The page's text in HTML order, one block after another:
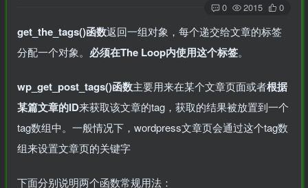
0 2015 0
get_the_tags()函数返回一组对象，每个递交给文章的标签
分配一个对象。 必须在The Loop内使用这个标签。
wp_get_post_tags()函数主要用来在某个文章页面或者根据
某篇文章的ID来获取该文章的tag，获取的结果被放置到一个
tag数组中。一般情况下，wordpress文章页会通过这个tag数
组来设置文章页的关键字
下面分别说明两个函数常规用法：